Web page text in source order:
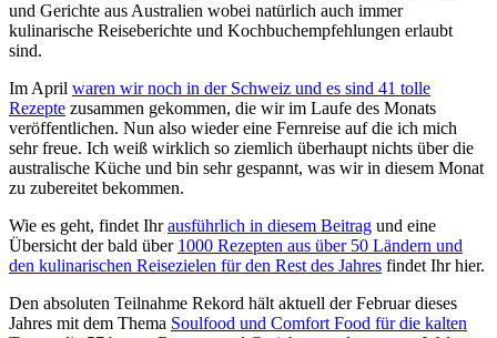
und Gerichte aus Australien wobei natürlich auch immer
kulinarische Reiseberichte und Kochbuchempfehlungen erlaubt
sind.
Im April waren wir noch in der Schweiz und es sind 41 tolle
Rezepte zusammen gekommen, die wir im Laufe des Monats
veröffentlichen. Nun also wieder eine Fernreise auf die ich mich
sehr freue. Ich weiß wirklich so ziemlich überhaupt nichts über die
australische Küche und bin sehr gespannt, was wir in diesem Monat
zu zubereitet bekommen.
Wie es geht, findet Ihrausführlich in diesem Beitrag und eine
Übersicht der bald über 1000 Rezepten aus über 50 Ländern und
den kulinarischen Reisezielen für den Rest des Jahres findet Ihr hier.
Den absoluten Teilnahme Rekord hält aktuell der Februar dieses
Jahres mit dem Thema Soulfood und Comfort Food für die kalten